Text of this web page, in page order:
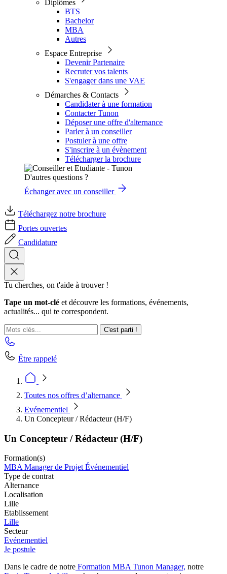
Diplômes
BTS
Bachelor
MBA
Autres
Espace Entreprise
Devenir Partenaire
Recruter vos talents
S'engager dans une VAE
Démarches & Contacts
Candidater à une formation
Contacter Tunon
Déposer une offre d'alternance
Parler à un conseiller
Postuler à une offre
S'inscrire à un évènement
Télécharger la brochure
D'autres questions ?
Échanger avec un conseiller
Téléchargez notre brochure
Portes ouvertes
Candidature
Tu cherches, on t'aide à trouver !
Tape un mot-clé et découvre les formations, événements,
actualités... qui te correspondent.
C'est parti !
Être rappelé
Toutes nos offres d’alternance
Evénementiel
Un Concepteur / Rédacteur (H/F)
Un Concepteur / Rédacteur (H/F)
Formation(s)
MBA Manager de Projet Événementiel
Type de contrat
Alternance
Localisation
Lille
Etablissement
Lille
Secteur
Evénementiel
Je postule
Dans le cadre de notre Formation MBA Tunon Manager, notre